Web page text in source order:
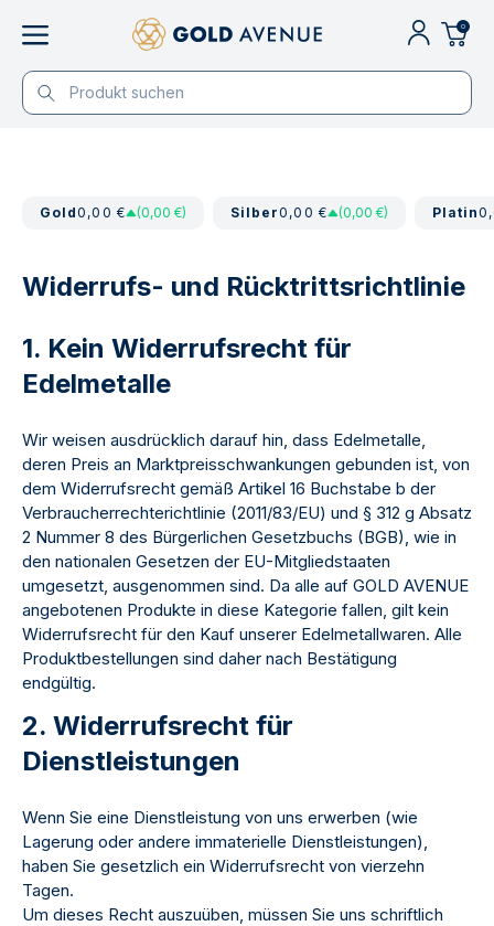
0
Gold0,00 € (0,00 €) Silber0,00 € (0,00 €) Platin
Widerrufs- und Rücktrittsrichtlinie
1. Kein Widerrufsrecht für
Edelmetalle
Wir weisen ausdrücklich darauf hin, dass Edelmetalle,
deren Preis an Marktpreisschwankungen gebunden ist, von
dem Widerrufsrecht gemäß Artikel 16 Buchstabe b der
Verbraucherrechterichtlinie (2011/83/EU) und § 312 g Absatz
2 Nummer 8 des Bürgerlichen Gesetzbuchs (BGB), wie in
den nationalen Gesetzen der EU-Mitgliedstaaten
umgesetzt, ausgenommen sind. Da alle auf GOLD AVENUE
angebotenen Produkte in diese Kategorie fallen, gilt kein
Widerrufsrecht für den Kauf unserer Edelmetallwaren. Alle
Produktbestellungen sind daher nach Bestätigung
endgültig.
2. Widerrufsrecht für
Dienstleistungen
Wenn Sie eine Dienstleistung von uns erwerben (wie
Lagerung oder andere immaterielle Dienstleistungen),
haben Sie gesetzlich ein Widerrufsrecht von vierzehn
Tagen.
Um dieses Recht auszuüben, müssen Sie uns schriftlich